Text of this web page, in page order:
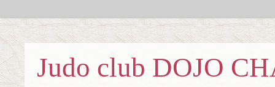
Judo club DOJO